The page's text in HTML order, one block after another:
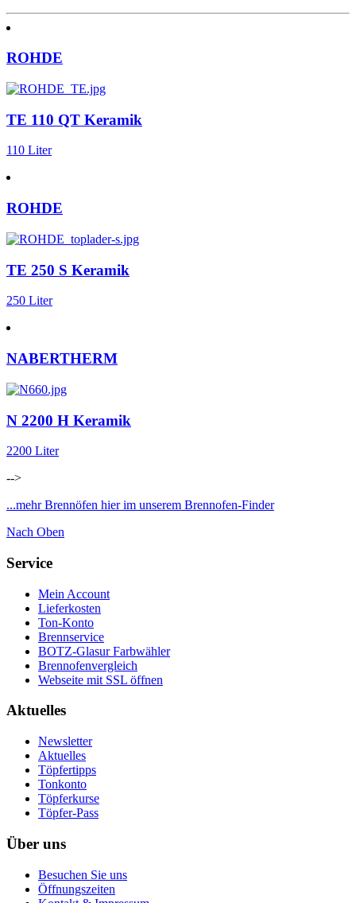
ROHDE
TE 110 QT Keramik
110 Liter
ROHDE
TE 250 S Keramik
250 Liter
NABERTHERM
N 2200 H Keramik
2200 Liter
-->
...mehr Brennöfen hier im unserem Brennofen-Finder
Nach Oben
Service
Mein Account
Lieferkosten
Ton-Konto
Brennservice
BOTZ-Glasur Farbwähler
Brennofenvergleich
Webseite mit SSL öffnen
Aktuelles
Newsletter
Aktuelles
Töpfertipps
Tonkonto
Töpferkurse
Töpfer-Pass
Über uns
Besuchen Sie uns
Öffnungszeiten